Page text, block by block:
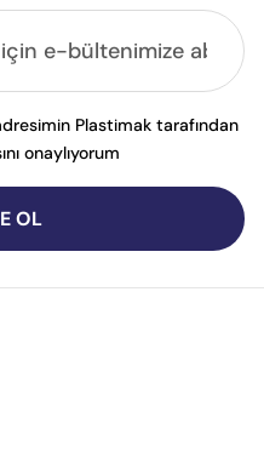
OL
Plastimak tarafından
onaylıyorum